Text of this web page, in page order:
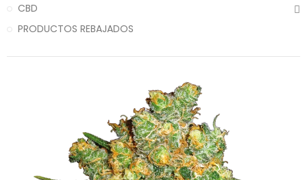
CBD
PRODUCTOS REBAJADOS